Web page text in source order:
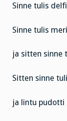
Sinne tulis
Sinne tulis
ja sitten sinne
Sitten sinne
ja lintu pudotti